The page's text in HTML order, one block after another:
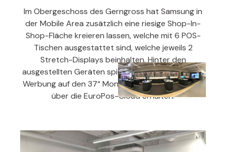
Im Obergeschoss des Gerngross hat Samsung in
der Mobile Area zusätzlich eine riesige Shop-In-
Shop-Fläche kreieren lassen, welche mit 6 POS-
Tischen ausgestattet sind, welche jeweils 2
Stretch-Displays beinhalten. Hinter den
ausgestellten Geräten spielt jeweils die passende
Werbung auf den 37“ Monitoren ab, welche diese
über die EuroPos-Cloud erhalten.